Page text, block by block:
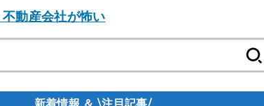
動産会社が怖い
索: